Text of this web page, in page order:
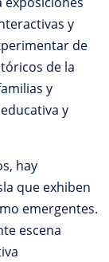
y
de
de la
y
y
hay
que exhiben
emergentes.
escena